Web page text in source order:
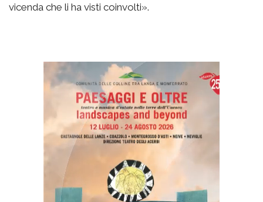
vicenda che li ha visti coinvolti».